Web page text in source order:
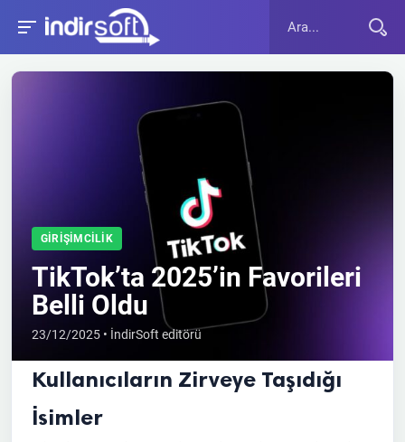
GIRIŞIMCILIK
TikTok’ta 2025’in Favorileri
Belli Oldu
23/12/2025 • İndirSoft editörü
Kullanıcıların Zirveye Taşıdığı
İsimler